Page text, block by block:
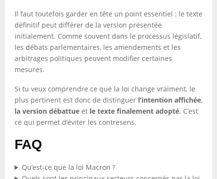
Il faut toutefois garder en tête un point essentiel : le texte
définitif peut différer de la version présentée
initialement. Comme souvent dans le processus législatif,
les débats parlementaires, les amendements et les
arbitrages politiques peuvent modifier certaines
mesures.
Si tu veux comprendre ce que la loi change vraiment, le
plus pertinent est donc de distinguer l’intention affichée,
la version débattue et le texte finalement adopté. C’est
ce qui permet d’éviter les contresens.
FAQ
Qu’est-ce que la loi Macron ?